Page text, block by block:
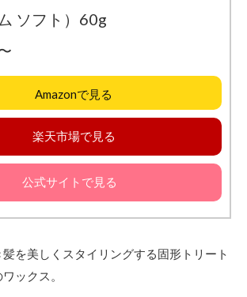
ソフト）60g
Amazonで見る
楽天市場で見る
公式サイトで見る
髪を美しくスタイリングする固形トリート
ックス。